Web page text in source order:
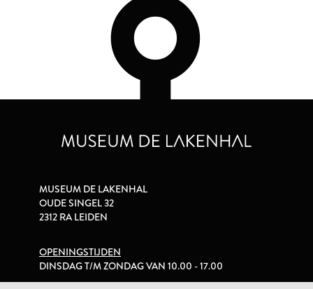
MUSEUM DE LAKENHAL
OUDE SINGEL 32
2312 RA LEIDEN
OPENINGSTIJDEN
DINSDAG T/M ZONDAG VAN 10.00 - 17.00